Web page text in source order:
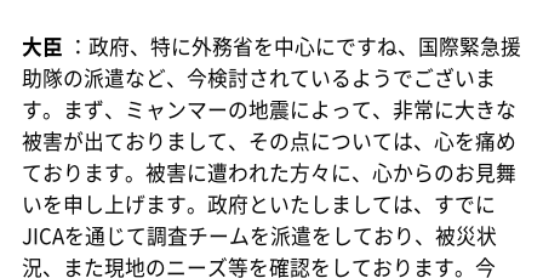
大臣 ：政府、特に外務省を中心にですね、国際緊急援
助隊の派遣など、今検討されているようでございま
す。まず、ミャンマーの地震によって、非常に大きな
被害が出ておりまして、その点については、心を痛め
ております。被害に遭われた方々に、心からのお見舞
いを申し上げます。政府といたしましては、すでに
JICAを通じて調査チームを派遣をしており、被災状
況、また現地のニーズ等を確認をしております。今